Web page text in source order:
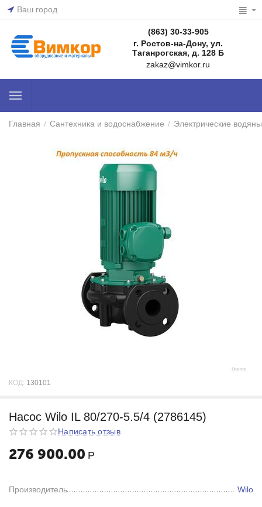
Ваш город
(863) 30-33-905
г. Ростов-на-Дону, ул.
Таганрогская, д. 128 Б
zakaz@vimkor.ru
Главная / Сантехника и водоснабжение / Электрические
КОД: 130101
Насос Wilo IL 80/270-5.5/4 (2786145)
Написать отзыв
276 900.00 Р
Производитель Wilo